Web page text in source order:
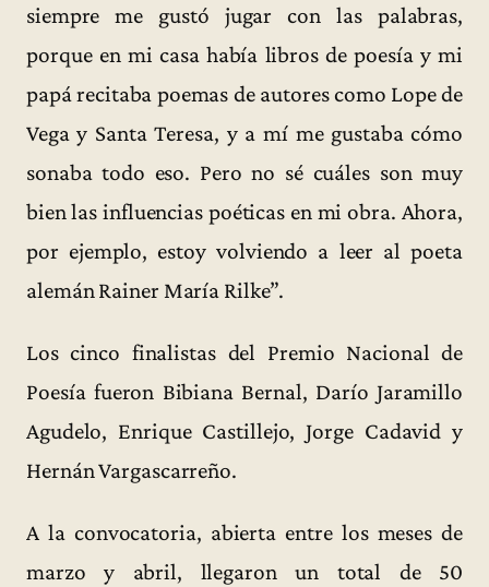
siempre me gustó jugar con las palabras,
porque en mi casa había libros de poesía y mi
papá recitaba poemas de autores como Lope de
Vega y Santa Teresa, y a mí me gustaba cómo
sonaba todo eso. Pero no sé cuáles son muy
bien las influencias poéticas en mi obra. Ahora,
por ejemplo, estoy volviendo a leer al poeta
alemán Rainer María Rilke”.
Los cinco finalistas del Premio Nacional de
Poesía fueron Bibiana Bernal, Darío Jaramillo
Agudelo, Enrique Castillejo, Jorge Cadavid y
Hernán Vargascarreño.
A la convocatoria, abierta entre los meses de
marzo y abril, llegaron un total de 50